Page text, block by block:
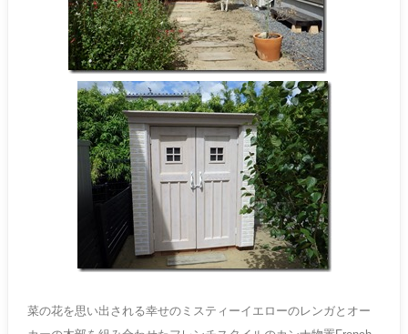
菜の花を思い出される幸せのミスティーイエローのレンガとオー